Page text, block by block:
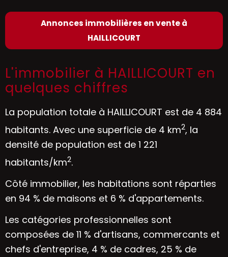
Annonces immobilières en vente à
HAILLICOURT
L'immobilier à HAILLICOURT en
quelques chiffres
La population totale à HAILLICOURT est de 4 884
habitants. Avec une superficie de 4 km2, la
densité de population est de 1 221
habitants/km2.
Côté immobilier, les habitations sont réparties
en 94 % de maisons et 6 % d'appartements.
Les catégories professionnelles sont
composées de 11 % d'artisans, commercants et
chefs d'entreprise, 4 % de cadres, 25 % de